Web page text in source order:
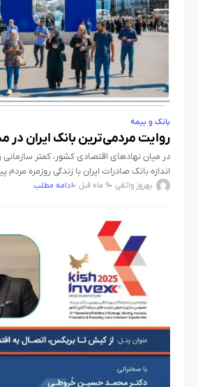
بانک و بیمه
روایت مردمی‌ترین بانک ایران در
​در میان نهادهای اقتصادی کشور، کمتر
اندازه بانک صادرات ایران با زندگی روزمره مردم
دفترچه‌های آبی‌رنگ پس‌انداز در دهه ۱۳۶۰
بهروز واثقی 9 ماه قبل ادامه مطلب